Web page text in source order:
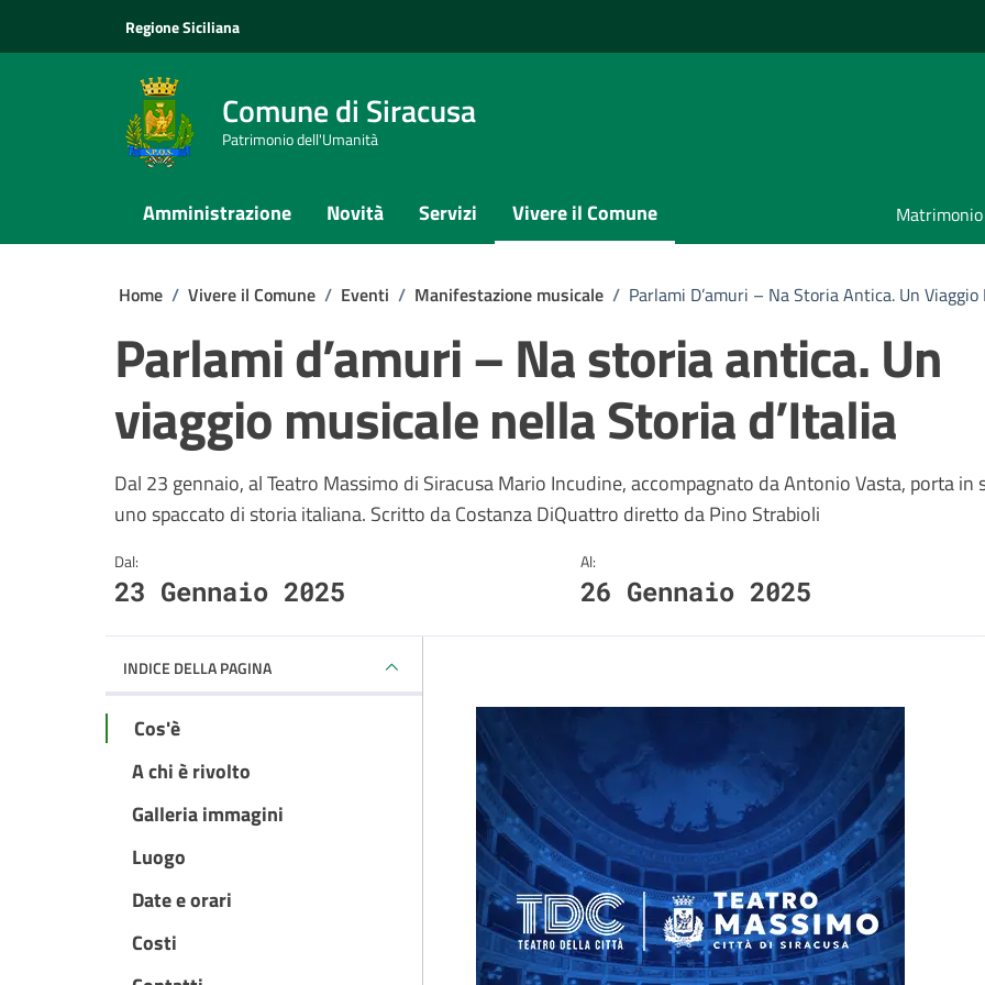
Regione Siciliana
Comune di Siracusa
Patrimonio dell'Umanità
Amministrazione Novità Servizi Vivere il Comune Matrimonio
Home / Vivere il Comune / Eventi / Manifestazione musicale / Parlami D’amuri – Na Storia Antica. Un
Parlami d’amuri – Na storia antica. Un
viaggio musicale nella Storia d’Italia
Dal 23 gennaio, al Teatro Massimo di Siracusa Mario Incudine, accompagnato da Antonio Vasta, porta in
uno spaccato di storia italiana. Scritto da Costanza DiQuattro diretto da Pino Strabioli
Dal:
23 Gennaio 2025
Al:
26 Gennaio 2025
INDICE DELLA PAGINA
Cos'è
A chi è rivolto
Galleria immagini
Luogo
Date e orari
Costi